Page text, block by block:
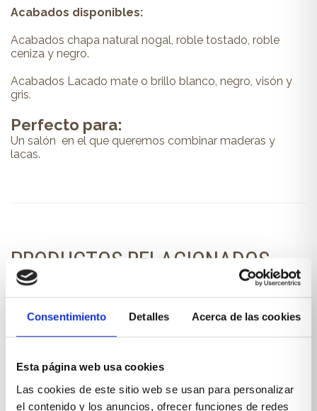
Consentimiento Detalles Acerca de las cookies
Esta página web usa cookies
Las cookies de este sitio web se usan para personalizar
el contenido y los anuncios, ofrecer funciones de redes
Acabados disponibles:
Acabados chapa natural nogal, roble tostado, roble
ceniza y negro.
Acabados Lacado mate o brillo blanco, negro, visón y
gris.
Perfecto para:
Un salón en el que queremos combinar maderas y
lacas.
PRODUCTOS RELACIONADOS
También te pueden interesar...